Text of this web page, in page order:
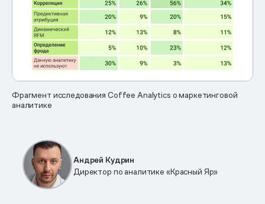
Фрагмент исследования Coffee Analytics о маркетинговой
аналитике
Андрей Кудрин
Директор по аналитике «Красный Яр»